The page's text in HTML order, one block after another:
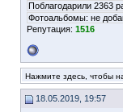
Поблагодарили 2363
Фотоальбомы: не
Репутация: 1516
Нажмите здесь, чтобы
18.05.2019, 19:57